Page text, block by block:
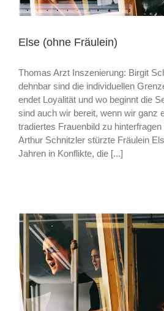
Else (ohne Fräulein)
Thomas Arzt Inszenierung: Birgit
dehnbar sind die individuellen
endet Loyalität und wo beginnt die
sind auch wir bereit, wenn wir ganz
tradiertes Frauenbild zu
Arthur Schnitzler stürzte Fräulein
Jahren in Konflikte, die [...]